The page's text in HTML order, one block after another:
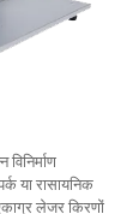
या रासायनिक
लेजर किरणों